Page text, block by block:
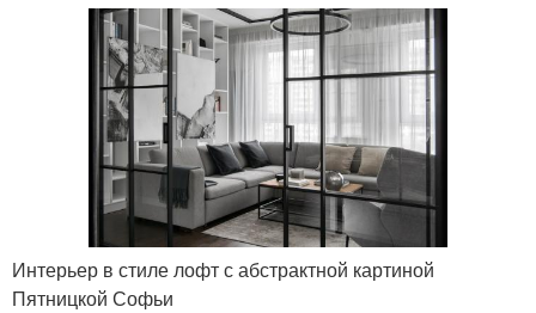
Интерьер в стиле лофт с абстрактной картиной
Пятницкой Софьи